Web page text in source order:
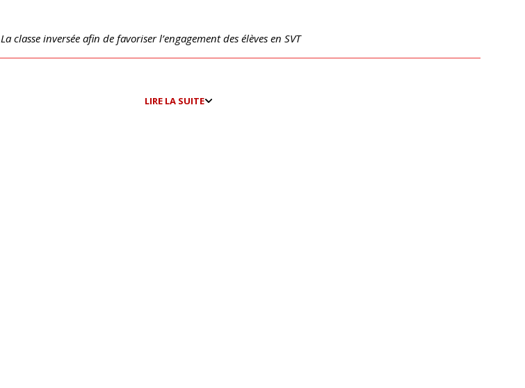
La classe inversée afin de favoriser l’engagement des élèves en SVT
LIRE LA SUITE